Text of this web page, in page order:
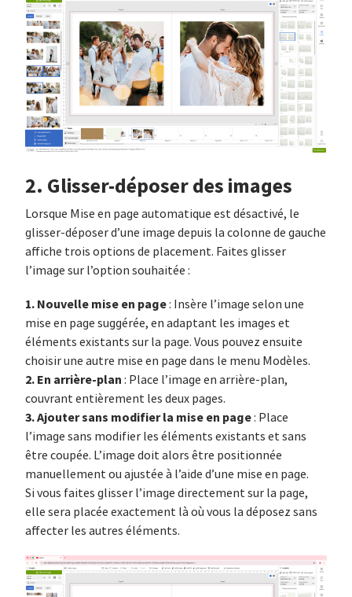
2. Glisser-déposer des images
Lorsque Mise en page automatique est désactivé, le
glisser-déposer d’une image depuis la colonne de gauche
affiche trois options de placement. Faites glisser
l’image sur l’option souhaitée :
1. Nouvelle mise en page: Insère l’image selon une
mise en page suggérée, en adaptant les images et
éléments existants sur la page. Vous pouvez ensuite
choisir une autre mise en page dans le menu Modèles.
2. En arrière-plan : Place l’image en arrière-plan,
couvrant entièrement les deux pages.
3. Ajouter sans modifier la mise en page: Place
l’image sans modifier les éléments existants et sans
être coupée. L’image doit alors être positionnée
manuellement ou ajustée à l’aide d’une mise en page.
Si vous faites glisser l’image directement sur la page,
elle sera placée exactement là où vous la déposez sans
affecter les autres éléments.